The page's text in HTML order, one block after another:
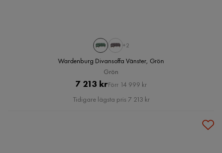
+2
Wardenburg Divansoffa Vänster, Grön
Grön
Pris
7 213 kr Original
Pris
Förr 14 999 kr
Tidigare lägsta pris 7 213 kr